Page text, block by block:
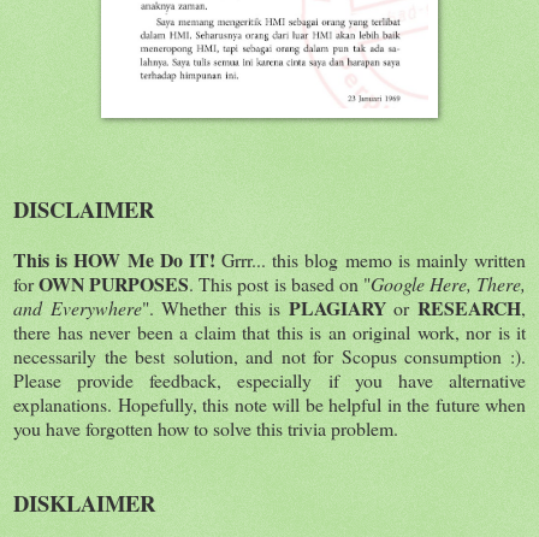
DISCLAIMER
This is HOW Me Do IT! Grrr... this blog memo is mainly written
forOWN PURPOSES. This post is based on "Google Here, There,
and Everywhere". Whether this is PLAGIARYorRESEARCH,
there has never been a claim that this is an original work, nor is it
necessarily the best solution, and not for Scopus consumption :).
Please provide feedback, especially if you have alternative
explanations. Hopefully, this note will be helpful in the future when
you have forgotten how to solve this trivia problem.
DISKLAIMER